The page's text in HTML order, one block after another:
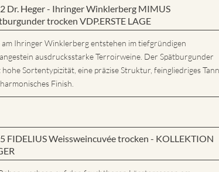
Dr. Heger - Ihringer Winklerberg MIMUS
trocken VDP.ERSTE LAGE
am Ihringer Winklerberg entstehen im tiefgründigen
ausdrucksstarke Terroirweine. Der Spätburgunder
hohe Sortentypizität, eine präzise Struktur, feingliedriges
Finish.
FIDELIUS Weissweincuvée trocken - KOLLEKTION